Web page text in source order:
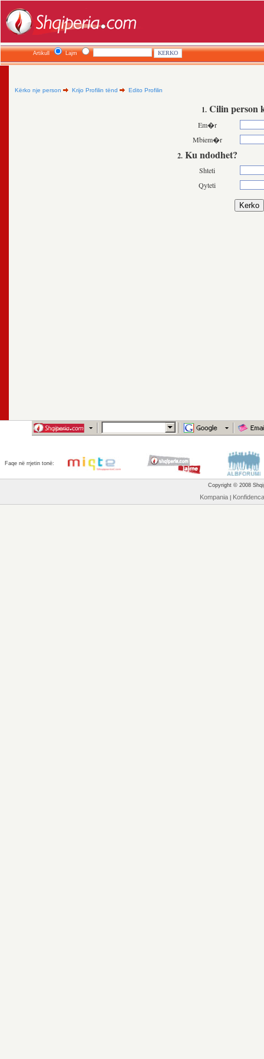
Artikull Lajm
Kërko nje person Krijo Profilin tënd Edito Profilin
1. Cilin person
Em�r
Mbiem�r
2. Ku ndodhet?
Shteti
Qyteti
Faqe në rrjetin tonë:
Copyright © 2008
Kompania| Konfidenca